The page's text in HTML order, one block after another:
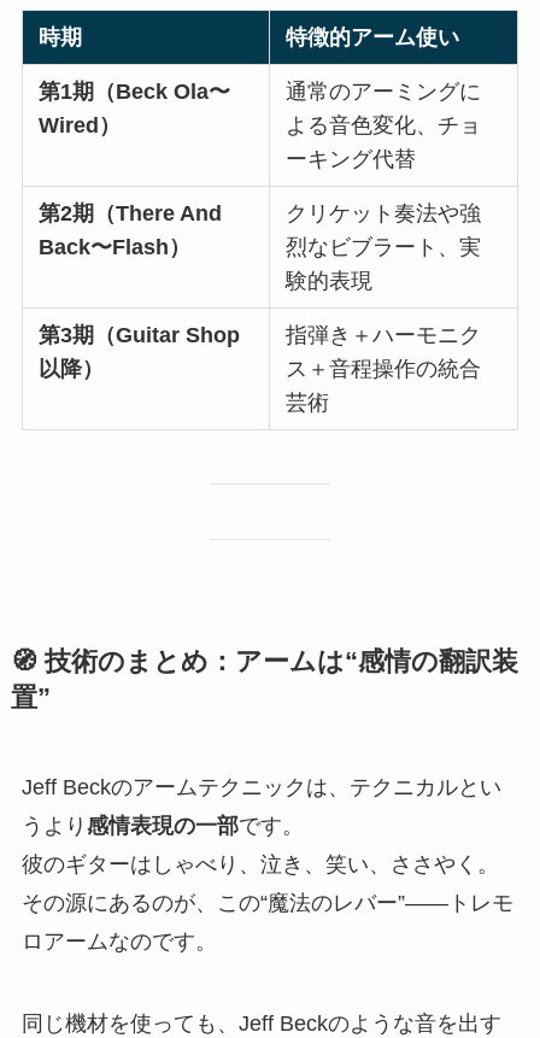
時期 特徴的アーム使い
第1期（Beck Ola〜
Wired）
通常のアーミングに
よる音色変化、チョ
ーキング代替
第2期（There And
Back〜Flash）
クリケット奏法や強
烈なビブラート、実
験的表現
第3期（Guitar Shop
以降）
指弾き＋ハーモニク
ス＋音程操作の統合
芸術
🧭 技術のまとめ：アームは“感情の翻訳装
置”
Jeff Beckのアームテクニックは、テクニカルとい
うより 感情表現の一部です。
彼のギターはしゃべり、泣き、笑い、ささやく。
その源にあるのが、この“魔法のレバー”——トレモ
ロアームなのです。
同じ機材を使っても、Jeff Beckのような音を出す